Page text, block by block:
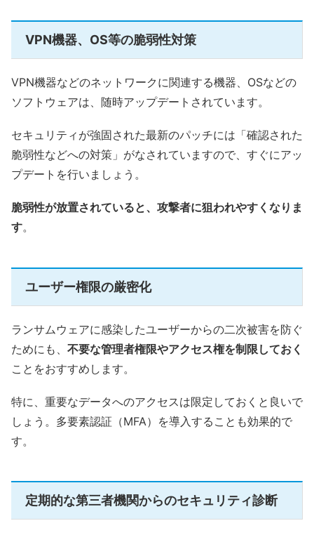
VPN機器、OS等の脆弱性対策
VPN機器などのネットワークに関連する機器、OSなどの
ソフトウェアは、随時アップデートされています。
セキュリティが強固された最新のパッチには「確認された
脆弱性などへの対策」がなされていますので、すぐにアッ
プデートを行いましょう。
脆弱性が放置されていると、攻撃者に狙われやすくなりま
す。
ユーザー権限の厳密化
ランサムウェアに感染したユーザーからの二次被害を防ぐ
ためにも、 不要な管理者権限やアクセス権を制限しておく
ことをおすすめします。
特に、重要なデータへのアクセスは限定しておくと良いで
しょう。多要素認証（MFA）を導入することも効果的で
す。
定期的な第三者機関からのセキュリティ診断